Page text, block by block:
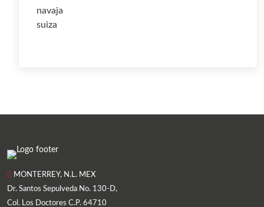
MONTERREY, N.L. MEX
Dr. Santos Sepulveda No. 130-D,
Col. Los Doctores C.P. 64710